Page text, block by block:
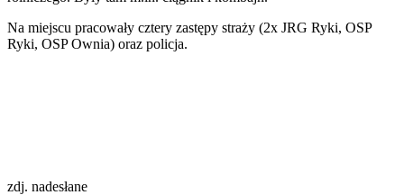
Na miejscu pracowały cztery zastępy straży (2x JRG Ryki, OSP
Ryki, OSP Ownia) oraz policja.
zdj. nadesłane